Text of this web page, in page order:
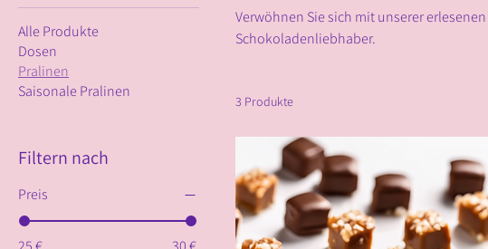
Alle Produkte
Dosen
Pralinen
Saisonale Pralinen
Filtern nach
Preis
Verwöhnen Sie sich mit unserer
Schokoladenliebhaber.
3 Produkte